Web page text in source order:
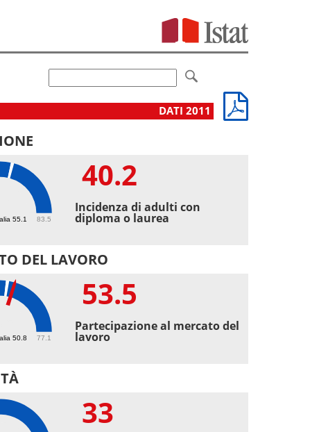
DATI 2011
55.1 83.5
40.2
Incidenza di adulti con
diploma o laurea
DEL LAVORO
50.8 77.1
53.5
Partecipazione al mercato del
lavoro
33